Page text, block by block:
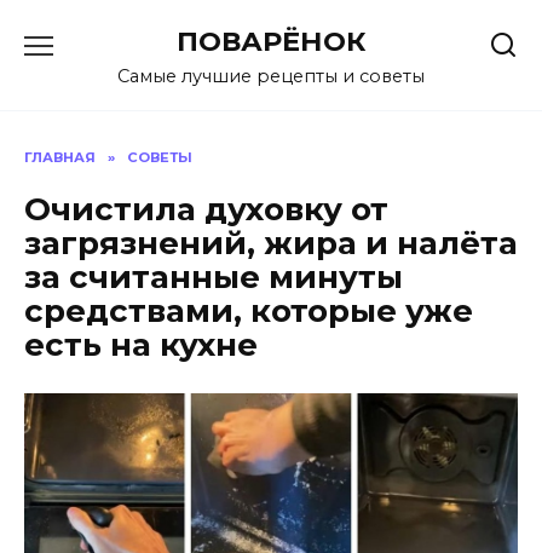
содержанию
ПОВАРЁНОК
Самые лучшие рецепты и советы
ГЛАВНАЯ » СОВЕТЫ
Очистила духовку от
загрязнений, жира и налёта
за считанные минуты
средствами, которые уже
есть на кухне